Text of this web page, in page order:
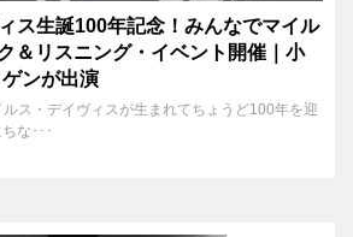
ス生誕100年記念！みんなでマイル
＆リスニング・イベント開催｜小
ンが出演
ス・デイヴィスが生まれてちょうど100年を迎
な･･･